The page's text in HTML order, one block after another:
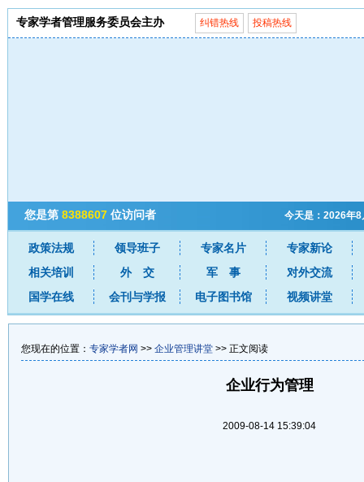
专家学者管理服务委员会主办 纠错热线 投稿热线
您是第 8388607 位访问者 今天是：2026年
政策法规 领导班子 专家名片
专家新论
相关培训
外 交 军 事
对外交流
国学在线
会刊与学报 电子图书馆 视频讲堂
您现在的位置： 专家学者网 >> 企业管理讲堂 >> 正文阅读
企业行为管理
2009-08-14 15:39:04